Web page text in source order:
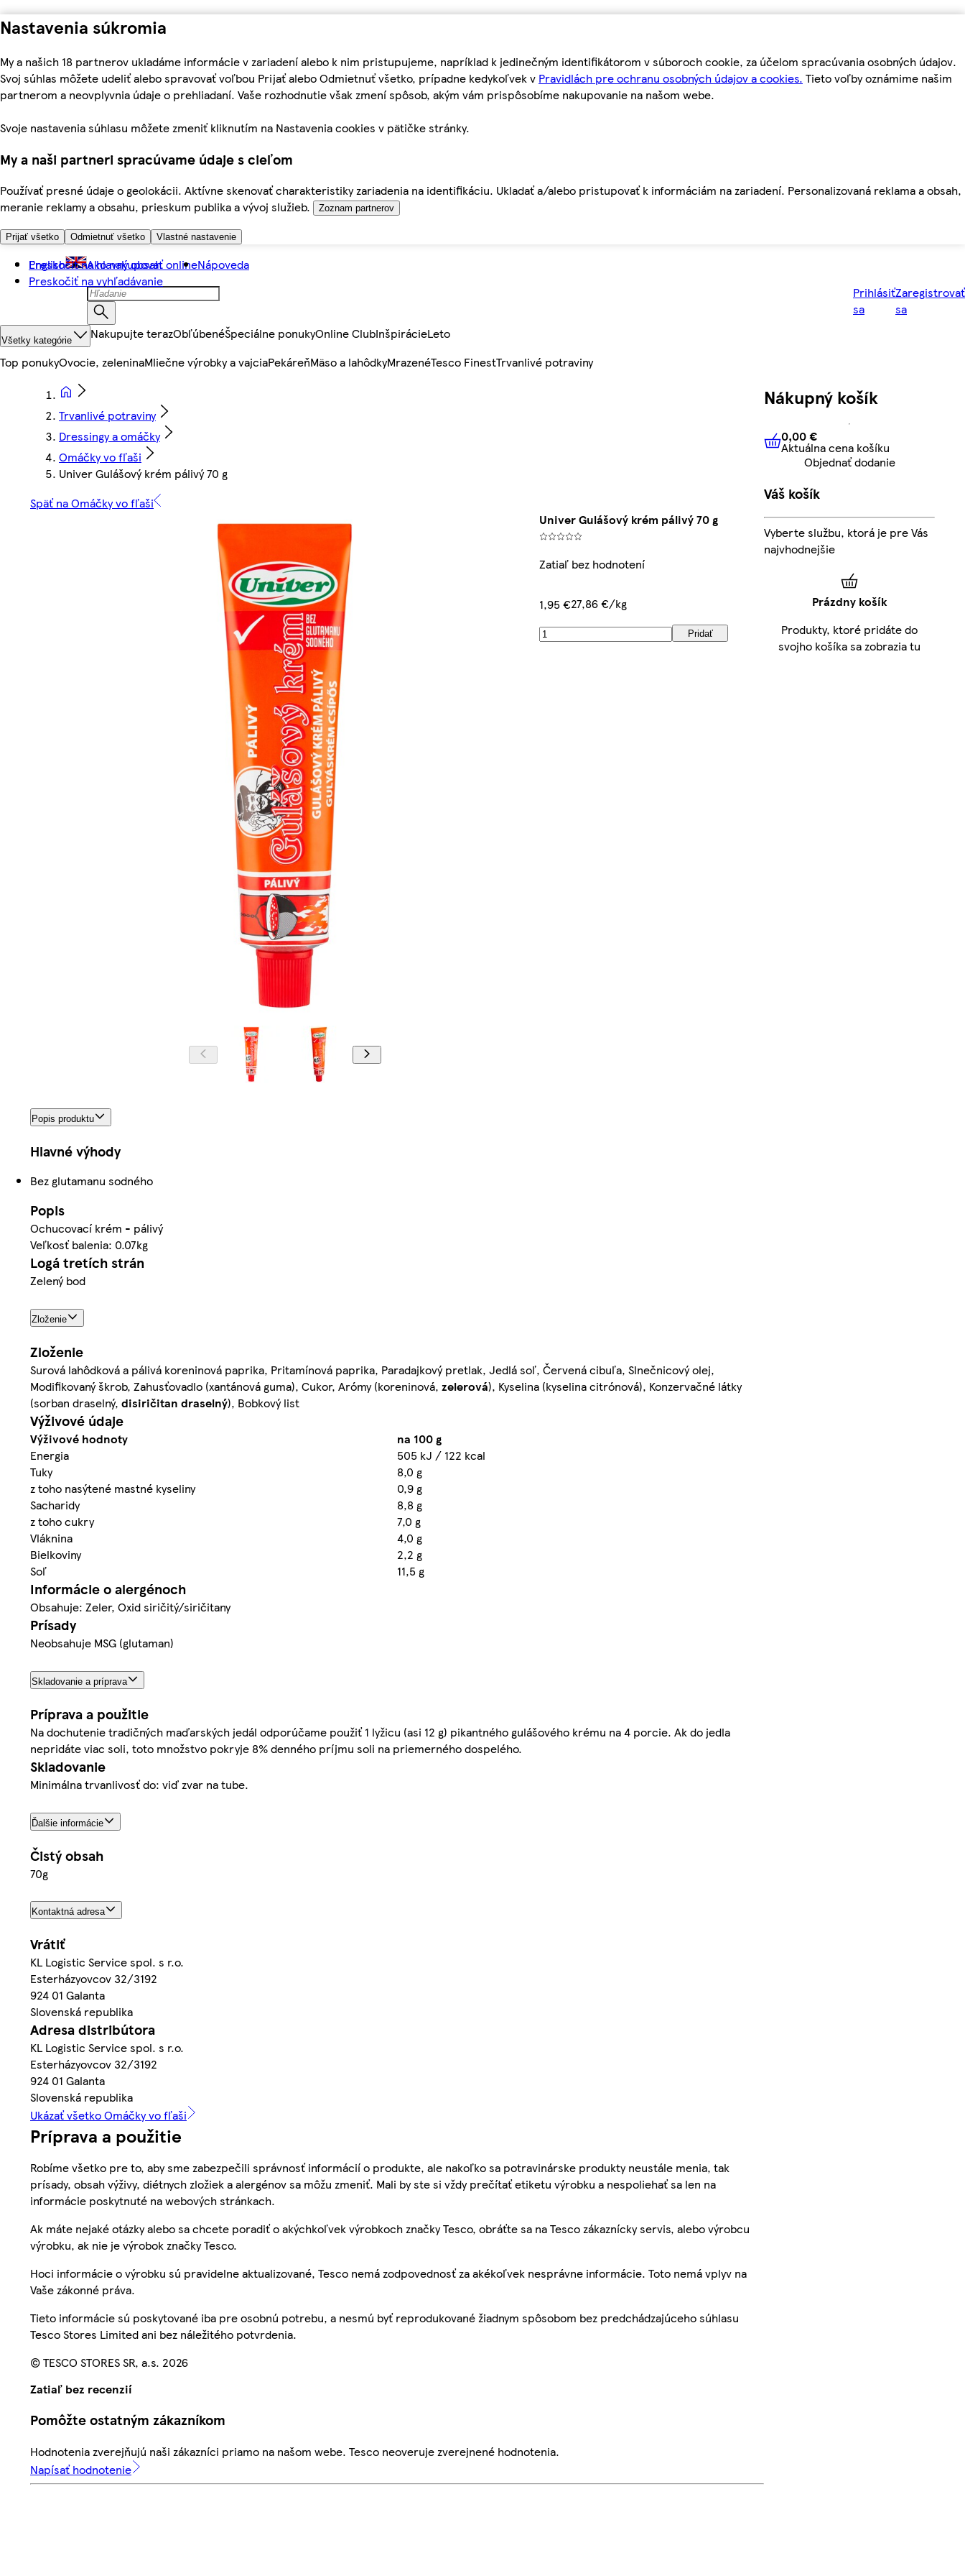
Nastavenia súkromia
My a našich 18 partnerov ukladáme informácie v zariadení alebo k nim pristupujeme, napríklad k jedinečným identifikátorom v súboroch cookie, za účelom spracúvania osobných údajov.
Svoj súhlas môžete udeliť alebo spravovať voľbou Prijať alebo Odmietnuť všetko, prípadne kedykoľvek v Pravidlách pre ochranu osobných údajov a cookies. Tieto voľby oznámime našim
partnerom a neovplyvnia údaje o prehliadaní. Vaše rozhodnutie však zmení spôsob, akým vám prispôsobíme nakupovanie na našom webe.
Svoje nastavenia súhlasu môžete zmeniť kliknutím na Nastavenia cookies v pätičke stránky.
My a naši partneri spracúvame údaje s cieľom
Používať presné údaje o geolokácii. Aktívne skenovať charakteristiky zariadenia na identifikáciu. Ukladať a/alebo pristupovať k informáciám na zariadení. Personalizovaná reklama a obsah,
meranie reklamy a obsahu, prieskum publika a vývoj služieb.
Zoznam partnerov
Prijať všetko Odmietnuť všetko Vlastné nastavenie
Preskočiť na hlavný obsah
Preskočiť na vyhľadávanie
English Ako nakupovať onlineNápoveda
Prihlásiť
sa
Zaregistrovať
sa
Všetky kategórie Nakupujte terazObľúbenéŠpeciálne ponukyOnline ClubInšpirácieLeto
Top ponukyOvocie, zeleninaMliečne výrobky a vajciaPekáreňMäso a lahôdkyMrazenéTesco FinestTrvanlivé potraviny
Trvanlivé potraviny
Dressingy a omáčky
Omáčky vo fľaši
Univer Gulášový krém pálivý 70 g
Späť na Omáčky vo fľaši
Univer Gulášový krém pálivý 70 g
Zatiaľ bez hodnotení
1,95 €27,86 €/kg
Pridať
Popis produktu
Hlavné výhody
Bez glutamanu sodného
Popis
Ochucovací krém - pálivý
Veľkosť balenia: 0.07kg
Logá tretích strán
Zelený bod
Zloženie
Zloženie
Surová lahôdková a pálivá koreninová paprika, Pritamínová paprika, Paradajkový pretlak, Jedlá soľ, Červená cibuľa, Slnečnicový olej,
Modifikovaný škrob, Zahusťovadlo (xantánová guma), Cukor, Arómy (koreninová, zelerová), Kyselina (kyselina citrónová), Konzervačné látky
(sorban draselný, disiričitan draselný), Bobkový list
Výživové údaje
Výživové hodnoty
na 100 g
Energia
505 kJ / 122 kcal
Tuky
8,0 g
z toho nasýtené mastné kyseliny
0,9 g
Sacharidy
8,8 g
z toho cukry
7,0 g
Vláknina
4,0 g
Bielkoviny
2,2 g
Soľ
11,5 g
Informácie o alergénoch
Obsahuje: Zeler, Oxid siričitý/siričitany
Prísady
Neobsahuje MSG (glutaman)
Skladovanie a príprava
Príprava a použitie
Na dochutenie tradičných maďarských jedál odporúčame použiť 1 lyžicu (asi 12 g) pikantného gulášového krému na 4 porcie. Ak do jedla
nepridáte viac soli, toto množstvo pokryje 8% denného príjmu soli na priemerného dospelého.
Skladovanie
Minimálna trvanlivosť do: viď zvar na tube.
Ďalšie informácie
Čistý obsah
70g
Kontaktná adresa
Vrátiť
KL Logistic Service spol. s r.o.
Esterházyovcov 32/3192
924 01 Galanta
Slovenská republika
Adresa distribútora
KL Logistic Service spol. s r.o.
Esterházyovcov 32/3192
924 01 Galanta
Slovenská republika
Ukázať všetko Omáčky vo fľaši
Príprava a použitie
Robíme všetko pre to, aby sme zabezpečili správnosť informácií o produkte, ale nakoľko sa potravinárske produkty neustále menia, tak
prísady, obsah výživy, diétnych zložiek a alergénov sa môžu zmeniť. Mali by ste si vždy prečítať etiketu výrobku a nespoliehať sa len na
informácie poskytnuté na webových stránkach.
Ak máte nejaké otázky alebo sa chcete poradiť o akýchkoľvek výrobkoch značky Tesco, obráťte sa na Tesco zákaznícky servis, alebo výrobcu
výrobku, ak nie je výrobok značky Tesco.
Hoci informácie o výrobku sú pravidelne aktualizované, Tesco nemá zodpovednosť za akékoľvek nesprávne informácie. Toto nemá vplyv na
Vaše zákonné práva.
Tieto informácie sú poskytované iba pre osobnú potrebu, a nesmú byť reprodukované žiadnym spôsobom bez predchádzajúceho súhlasu
Tesco Stores Limited ani bez náležitého potvrdenia.
© TESCO STORES SR, a.s. 2026
Zatiaľ bez recenzií
Pomôžte ostatným zákazníkom
Hodnotenia zverejňujú naši zákazníci priamo na našom webe. Tesco neoveruje zverejnené hodnotenia.
Napísať hodnotenie
Nákupný košík
0,00 € Aktuálna cena košíku
0,00 €
Aktuálna cena košíku
Objednať dodanie
Váš košík
Vyberte službu, ktorá je pre Vás
najvhodnejšie
Prázdny košík
Produkty, ktoré pridáte do
svojho košíka sa zobrazia tu